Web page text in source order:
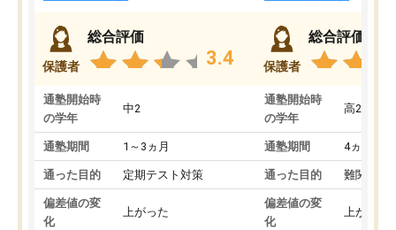
保護者
総合評価
3.4
通塾開始時
の学年
中2
通塾期間 1～3ヵ月
通った目的 定期テスト対策
偏差値の変
化
上がった
保護者
総合評価
通塾開始時
の学年
高2
通塾期間 4ヵ月～1
通った目的 難関私立
偏差値の変
化
上がった